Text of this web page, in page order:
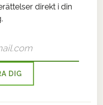
direkt i din
DIG